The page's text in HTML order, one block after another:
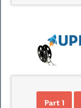
Part 1